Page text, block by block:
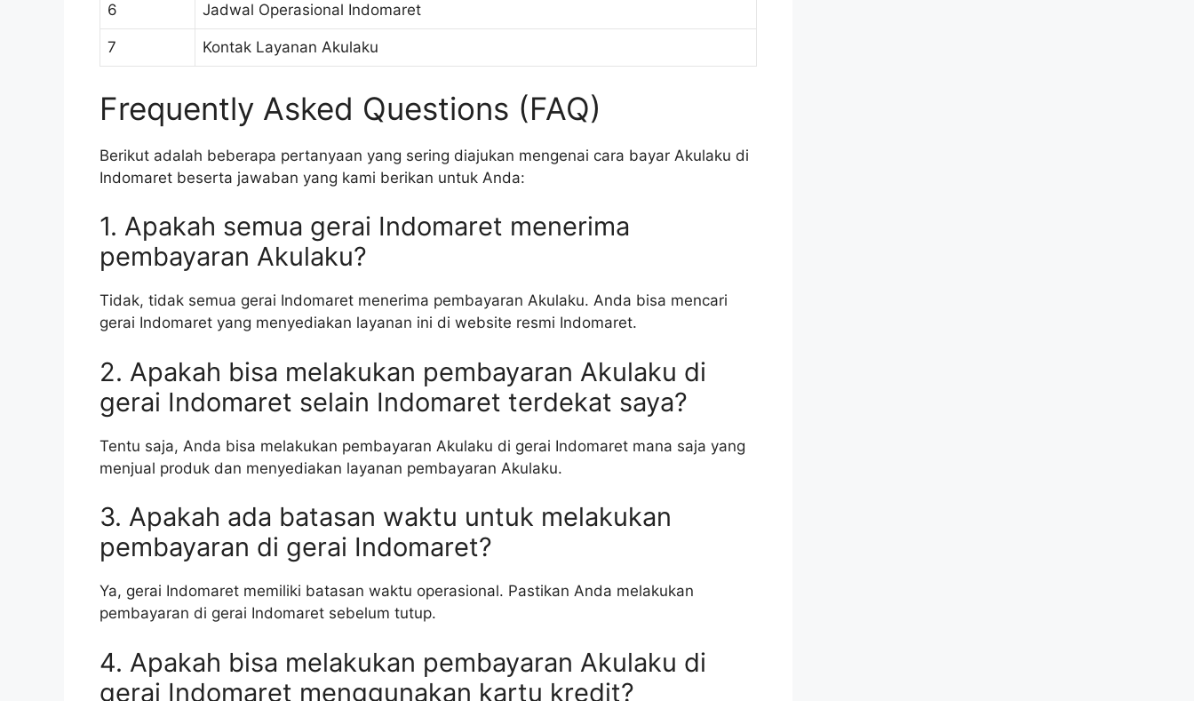
6 Jadwal Operasional Indomaret
7 Kontak Layanan Akulaku
Frequently Asked Questions (FAQ)
Berikut adalah beberapa pertanyaan yang sering diajukan mengenai cara bayar Akulaku di
Indomaret beserta jawaban yang kami berikan untuk Anda:
1. Apakah semua gerai Indomaret menerima
pembayaran Akulaku?
Tidak, tidak semua gerai Indomaret menerima pembayaran Akulaku. Anda bisa mencari
gerai Indomaret yang menyediakan layanan ini di website resmi Indomaret.
2. Apakah bisa melakukan pembayaran Akulaku di
gerai Indomaret selain Indomaret terdekat saya?
Tentu saja, Anda bisa melakukan pembayaran Akulaku di gerai Indomaret mana saja yang
menjual produk dan menyediakan layanan pembayaran Akulaku.
3. Apakah ada batasan waktu untuk melakukan
pembayaran di gerai Indomaret?
Ya, gerai Indomaret memiliki batasan waktu operasional. Pastikan Anda melakukan
pembayaran di gerai Indomaret sebelum tutup.
4. Apakah bisa melakukan pembayaran Akulaku di
gerai Indomaret menggunakan kartu kredit?